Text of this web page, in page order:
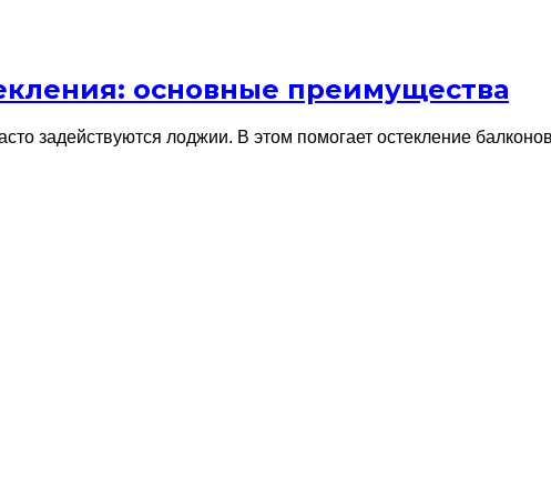
основные преимущества
задействуются лоджии. В этом помогает остекление